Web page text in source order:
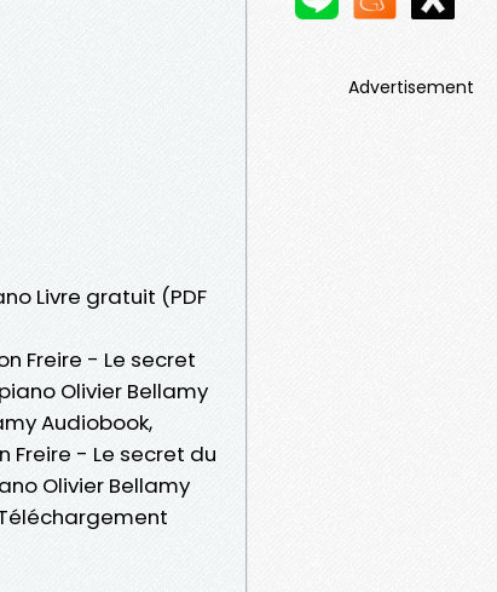
Livre gratuit (PDF
Freire - Le secret
Olivier Bellamy
Audiobook,
Freire - Le secret du
Olivier Bellamy
Advertisement